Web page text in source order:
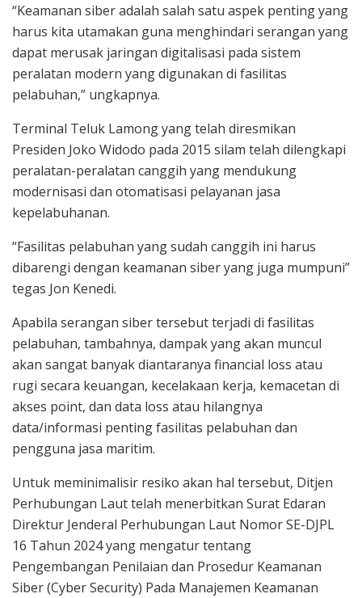
“Keamanan siber adalah salah satu aspek penting yang
harus kita utamakan guna menghindari serangan yang
dapat merusak jaringan digitalisasi pada sistem
peralatan modern yang digunakan di fasilitas
pelabuhan,” ungkapnya.
Terminal Teluk Lamong yang telah diresmikan
Presiden Joko Widodo pada 2015 silam telah dilengkapi
peralatan-peralatan canggih yang mendukung
modernisasi dan otomatisasi pelayanan jasa
kepelabuhanan.
“Fasilitas pelabuhan yang sudah canggih ini harus
dibarengi dengan keamanan siber yang juga mumpuni”
tegas Jon Kenedi.
Apabila serangan siber tersebut terjadi di fasilitas
pelabuhan, tambahnya, dampak yang akan muncul
akan sangat banyak diantaranya financial loss atau
rugi secara keuangan, kecelakaan kerja, kemacetan di
akses point, dan data loss atau hilangnya
data/informasi penting fasilitas pelabuhan dan
pengguna jasa maritim.
Untuk meminimalisir resiko akan hal tersebut, Ditjen
Perhubungan Laut telah menerbitkan Surat Edaran
Direktur Jenderal Perhubungan Laut Nomor SE-DJPL
16 Tahun 2024 yang mengatur tentang
Pengembangan Penilaian dan Prosedur Keamanan
Siber (Cyber Security) Pada Manajemen Keamanan